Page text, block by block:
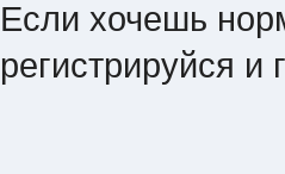
Если хочешь
регистрируйся и